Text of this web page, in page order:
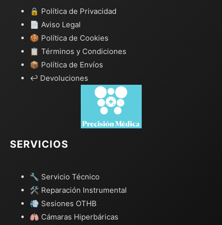
🔒 Política de Privacidad
📄 Aviso Legal
🍪 Política de Cookies
📋 Términos y Condiciones
📦 Política de Envíos
↩️ Devoluciones
SERVICIOS
🔧 Servicio Técnico
🛠️ Reparación Instrumental
💨 Sesiones OTHB
🫁 Cámaras Hiperbáricas